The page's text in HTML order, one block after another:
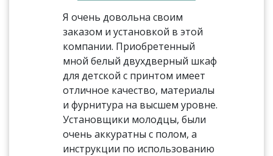
Я очень довольна своим
заказом и установкой в этой
компании. Приобретенный
мной белый двухдверный шкаф
для детской с принтом имеет
отличное качество, материалы
и фурнитура на высшем уровне.
Установщики молодцы, были
очень аккуратны с полом, а
инструкции по использованию